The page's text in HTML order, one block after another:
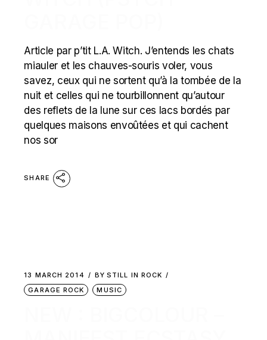
Article par p’tit L.A. Witch. J’entends les chats
miauler et les chauves-souris voler, vous
savez, ceux qui ne sortent qu’à la tombée de la
nuit et celles qui ne tourbillonnent qu’autour
des reflets de la lune sur ces lacs bordés par
quelques maisons envoûtées et qui cachent
nos sor
SHARE
13 MARCH 2014 BY STILL IN ROCK
GARAGE ROCK
MUSIC